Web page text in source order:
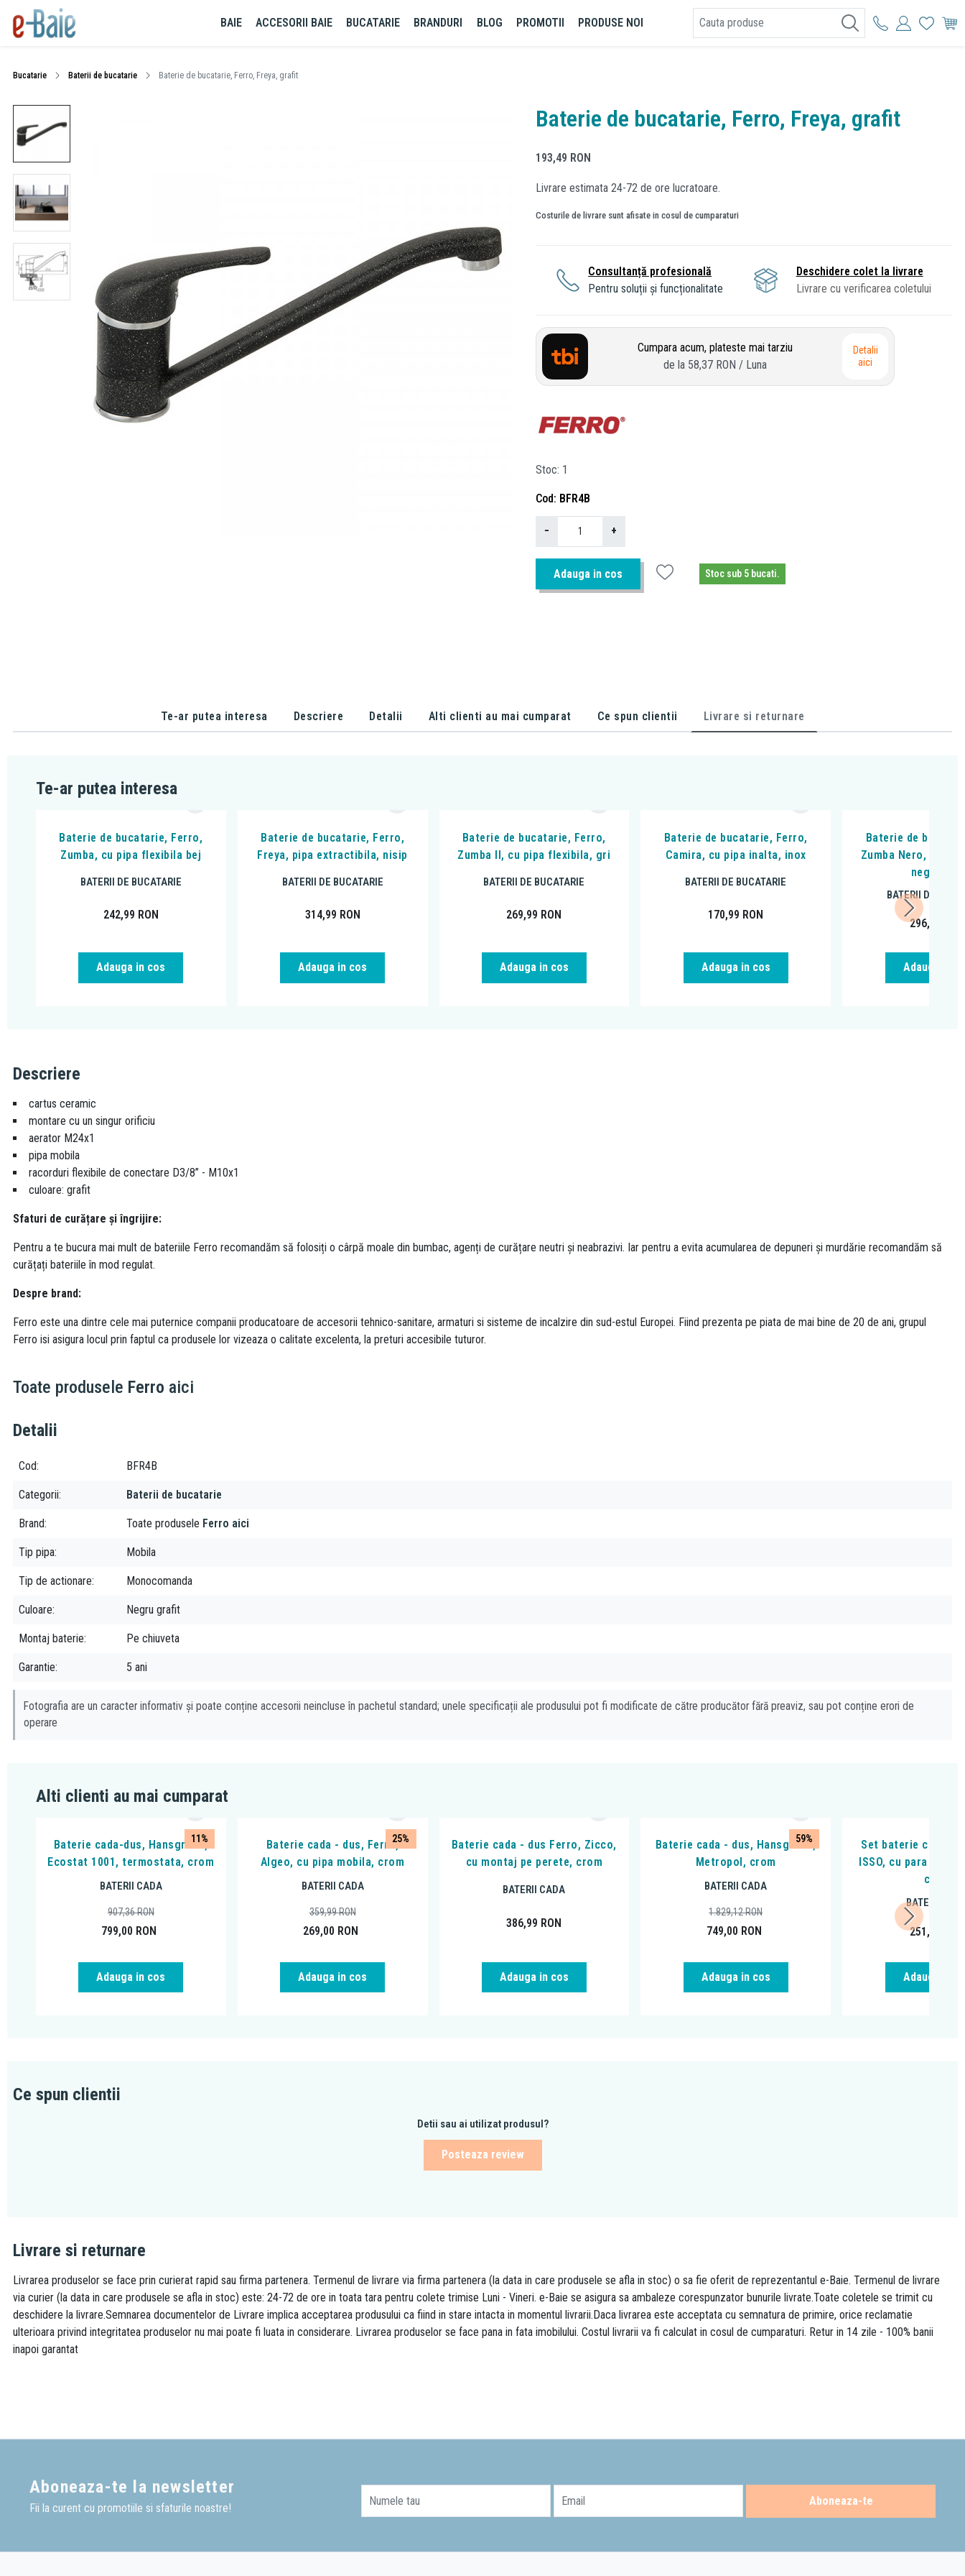
BAIE ACCESORII BAIE BUCATARIE BRANDURI BLOG PROMOTII PRODUSE NOI
Bucatarie Baterii de bucatarie Baterie de bucatarie, Ferro, Freya, grafit
Baterie de bucatarie, Ferro, Freya, grafit
193,49 RON
Livrare estimata 24-72 de ore lucratoare.
Costurile de livrare sunt afisate in cosul de cumparaturi
Consultanță profesională
Pentru soluții și funcționalitate
Deschidere colet la livrare
Livrare cu verificarea coletului
Cumpara acum, plateste mai tarziu
de la 58,37 RON / Luna
Detalii
aici
Stoc 1
Cod BFR4B
− +
Adauga in cos Stoc sub 5 bucati.
Te-ar putea interesa Descriere Detalii Alti clienti au mai cumparat Ce spun clientii Livrare si returnare
Te-ar putea interesa
Baterie de bucatarie, Ferro,
Zumba, cu pipa flexibila bej
BATERII DE BUCATARIE
242,99 RON
Adauga in cos
Baterie de bucatarie, Ferro,
Freya, pipa extractibila, nisip
BATERII DE BUCATARIE
314,99 RON
Adauga in cos
Baterie de bucatarie, Ferro,
Zumba II, cu pipa flexibila, gri
BATERII DE BUCATARIE
269,99 RON
Adauga in cos
Baterie de bucatarie, Ferro,
Camira, cu pipa inalta, inox
BATERII DE BUCATARIE
170,99 RON
Adauga in cos
Baterie de
Zumba Nero, cu
negru mat
BATERII DE
296,99
Adauga in
Descriere
cartus ceramic
montare cu un singur orificiu
aerator M24x1
pipa mobila
racorduri flexibile de conectare D3/8” - M10x1
culoare: grafit
Sfaturi de curățare și îngrijire:
Pentru a te bucura mai mult de bateriile Ferro recomandăm să folosiți o cârpă moale din bumbac, agenți de curățare neutri și neabrazivi. Iar pentru a evita acumularea de depuneri și murdărie recomandăm să
curățați bateriile în mod regulat.
Despre brand:
Ferro este una dintre cele mai puternice companii producatoare de accesorii tehnico-sanitare, armaturi si sisteme de incalzire din sud-estul Europei. Fiind prezenta pe piata de mai bine de 20 de ani, grupul
Ferro isi asigura locul prin faptul ca produsele lor vizeaza o calitate excelenta, la preturi accesibile tuturor.
Toate produsele Ferro aici
Detalii
Cod BFR4B
Categorii Baterii de bucatarie
Brand Toate produsele Ferro aici
Tip pipa Mobila
Tip de actionare Monocomanda
Culoare Negru grafit
Montaj baterie Pe chiuveta
Garantie 5 ani
Fotografia are un caracter informativ și poate conține accesorii neincluse în pachetul standard; unele specificații ale produsului pot fi modificate de către producător fără preaviz, sau pot conține erori de
operare
Alti clienti au mai cumparat
11%
Baterie cada-dus, Hansgrohe,
Ecostat 1001, termostata, crom
BATERII CADA
799,00 RON
907,36RON
Adauga in cos
25%
Baterie cada - dus, Ferro,
Algeo, cu pipa mobila, crom
BATERII CADA
269,00 RON
359,99RON
Adauga in cos
Baterie cada - dus Ferro, Zicco,
cu montaj pe perete, crom
BATERII CADA
386,99 RON
Adauga in cos
59%
Baterie cada - dus, Hansgrohe,
Metropol, crom
BATERII CADA
749,00 RON
1.829,12RON
Adauga in cos
Set baterie cada -
ISSO, cu para de
crom
BATERII
251,99
Adauga in
Ce spun clientii
Detii sau ai utilizat produsul?
Posteaza review
Livrare si returnare
Livrarea produselor se face prin curierat rapid sau firma partenera. Termenul de livrare via firma partenera (la data in care produsele se afla in stoc) o sa fie oferit de reprezentantul e-Baie. Termenul de livrare
via curier (la data in care produsele se afla in stoc) este: 24-72 de ore in toata tara pentru colete trimise Luni - Vineri. e-Baie se asigura sa ambaleze corespunzator bunurile livrate.Toate coletele se trimit cu
deschidere la livrare.Semnarea documentelor de Livrare implica acceptarea produsului ca fiind in stare intacta in momentul livrarii.Daca livrarea este acceptata cu semnatura de primire, orice reclamatie
ulterioara privind integritatea produselor nu mai poate fi luata in considerare. Livrarea produselor se face pana in fata imobilului. Costul livrarii va fi calculat in cosul de cumparaturi. Retur in 14 zile - 100% banii
inapoi garantat
Aboneaza-te la newsletter
Fii la curent cu promotiile si sfaturile noastre!
Numele tau Email Aboneaza-te